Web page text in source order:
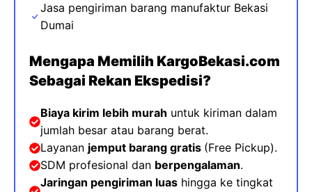
Jasa pengiriman barang manufaktur Bekasi
Dumai
Mengapa Memilih KargoBekasi.com
Sebagai Rekan Ekspedisi?
Biaya kirim lebih murah untuk kiriman dalam
jumlah besar atau barang berat.
Layanan jemput barang gratis (Free Pickup).
SDM profesional dan berpengalaman.
Jaringan pengiriman luas hingga ke tingkat